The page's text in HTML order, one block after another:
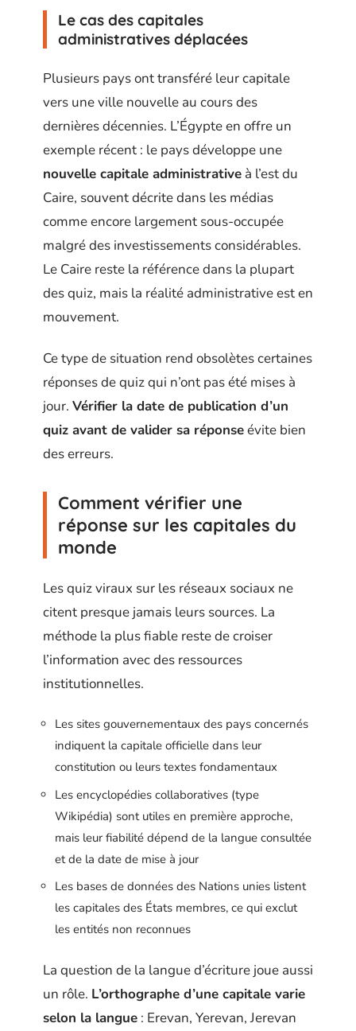
Le cas des capitales
administratives déplacées
Plusieurs pays ont transféré leur capitale
vers une ville nouvelle au cours des
dernières décennies. L’Égypte en offre un
exemple récent : le pays développe une
nouvelle capitale administrative à l’est du
Caire, souvent décrite dans les médias
comme encore largement sous-occupée
malgré des investissements considérables.
Le Caire reste la référence dans la plupart
des quiz, mais la réalité administrative est en
mouvement.
Ce type de situation rend obsolètes certaines
réponses de quiz qui n’ont pas été mises à
jour. Vérifier la date de publication d’un
quiz avant de valider sa réponseévite bien
des erreurs.
Comment vérifier une
réponse sur les capitales du
monde
Les quiz viraux sur les réseaux sociaux ne
citent presque jamais leurs sources. La
méthode la plus fiable reste de croiser
l’information avec des ressources
institutionnelles.
Les sites gouvernementaux des pays concernés
indiquent la capitale officielle dans leur
constitution ou leurs textes fondamentaux
Les encyclopédies collaboratives (type
Wikipédia) sont utiles en première approche,
mais leur fiabilité dépend de la langue consultée
et de la date de mise à jour
Les bases de données des Nations unies listent
les capitales des États membres, ce qui exclut
les entités non reconnues
La question de la langue d’écriture joue aussi
un rôle. L’orthographe d’une capitale varie
selon la langue : Erevan, Yerevan, Jerevan